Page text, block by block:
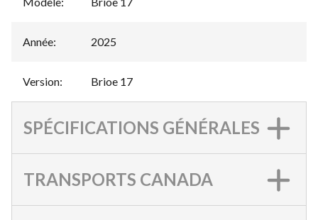
Année: 2025
Version: Brioe 17
SPÉCIFICATIONS GÉNÉRALES
TRANSPORTS CANADA